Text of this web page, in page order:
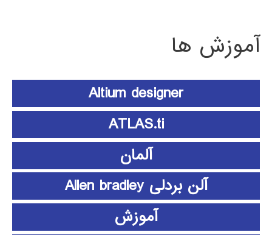
آموزش ها
Altium designer
ATLAS.ti
آلمان
آلن بردلی Allen bradley
آموزش